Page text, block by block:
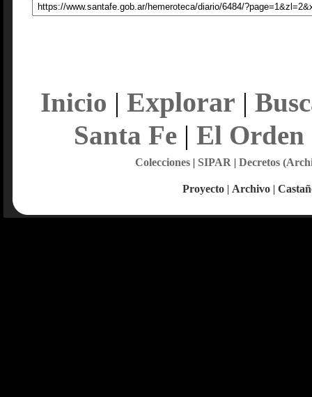
Inicio | Explorar |
Santa Fe| El Orden
Colecciones| SIPAR | Decretos
Proyecto | Archivo |